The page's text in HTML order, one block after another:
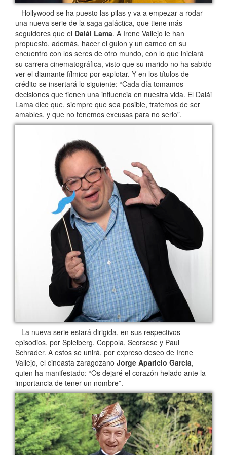
Hollywood se ha puesto las pilas y va a empezar a rodar
una nueva serie de la saga galáctica, que tiene más
seguidores que el Dalái Lama. A Irene Vallejo le han
propuesto, además, hacer el guion y un cameo en su
encuentro con los seres de otro mundo, con lo que iniciará
su carrera cinematográfica, visto que su marido no ha sabido
ver el diamante fílmico por explotar. Y en los títulos de
crédito se insertará lo siguiente: “Cada día tomamos
decisiones que tienen una influencia en nuestra vida. El Dalái
Lama dice que, siempre que sea posible, tratemos de ser
amables, y que no tenemos excusas para no serlo”.
La nueva serie estará dirigida, en sus respectivos
episodios, por Spielberg, Coppola, Scorsese y Paul
Schrader. A estos se unirá, por expreso deseo de Irene
Vallejo, el cineasta zaragozano Jorge Aparicio García,
quien ha manifestado: “Os dejaré el corazón helado ante la
importancia de tener un nombre”.